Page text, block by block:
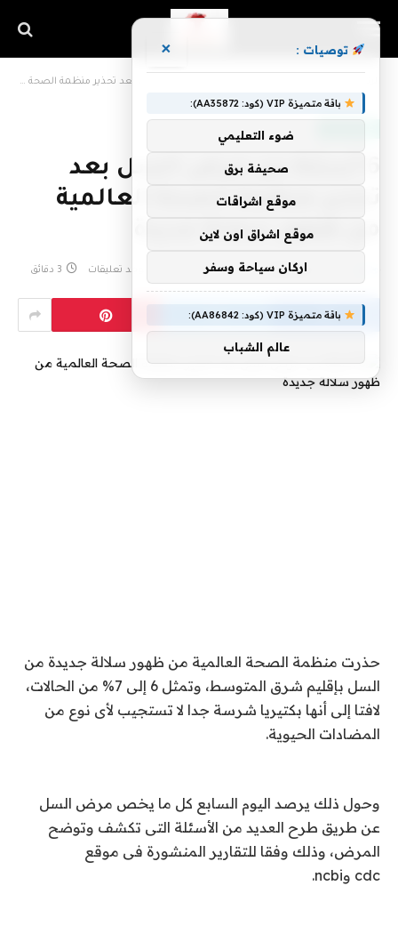
6 أسئلة عن مرض السل بعد
تحذير منظمة الصحة العالمية
من ظهور سلالة جديدة
بواسطة eshrag نوفمبر 16, 2023 لا توجد تعليقات 3 دقائق
حذرت منظمة الصحة العالمية من ظهور سلالة جديدة من
السل بإقليم شرق المتوسط، وتمثل 6 إلى 7% من الحالات،
لافتا إلى أنها بكتيريا شرسة جدا لا تستجيب لأى نوع من
المضادات الحيوية.
وحول ذلك يرصد اليوم السابع كل ما يخص مرض السل
عن طريق طرح العديد من الأسئلة التى تكشف وتوضح
المرض، وذلك وفقا للتقارير المنشورة فى موقع
cdc وncbi.
توصيات : ×
باقة متميزة VIP (كود: AA35872):
ضوء التعليمي
صحيفة برق
موقع اشراقات
موقع اشراق اون لاين
اركان سياحة وسفر
باقة متميزة VIP (كود: AA86842):
عالم الشباب